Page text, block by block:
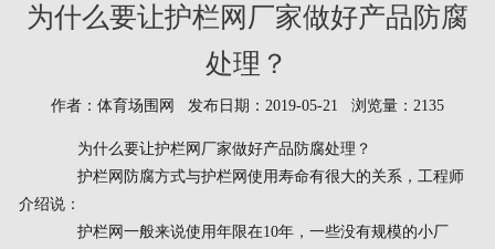
关于我们
为什么要让护栏网厂家做好产品防腐
处理？
作者：体育场围网 发布日期：2019-05-21 浏览量：2135
为什么要让护栏网厂家做好产品防腐处理？
护栏网防腐方式与护栏网使用寿命有很大的关系，工程师
介绍说：
护栏网一般来说使用年限在10年，一些没有规模的小厂